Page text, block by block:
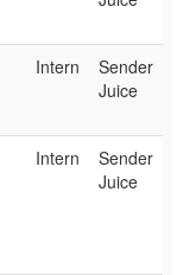
Intern
Sender
Juice
Intern
Sender
Juice